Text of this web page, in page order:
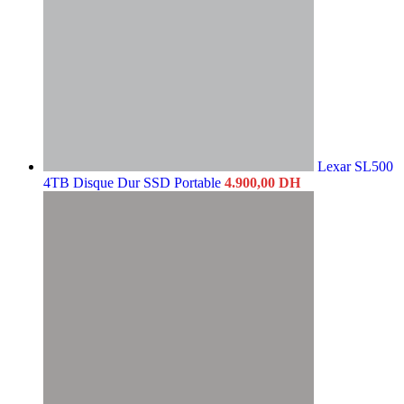
Lexar SL500
4TB Disque Dur SSD Portable 4.900,00 DH